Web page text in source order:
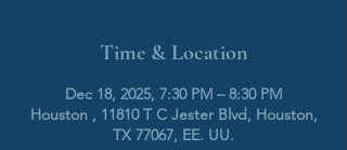
Time & Location
Dec 18, 2025, 7:30 PM – 8:30 PM
Houston , 11810 T C Jester Blvd, Houston,
TX 77067, EE. UU.